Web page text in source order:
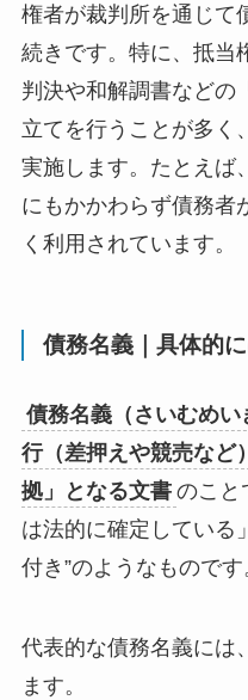
権者が裁判所を通じて
続きです。特に、抵当
判決や和解調書などの
立てを行うことが多く
実施します。たとえば
にもかかわらず債務者
く利用されています。
債務名義｜具体的
債務名義（さいむめ
行（差押えや競売など
拠」となる文書 のこと
は法的に確定している
付き ”のようなものです
代表的な債務名義には
ます。